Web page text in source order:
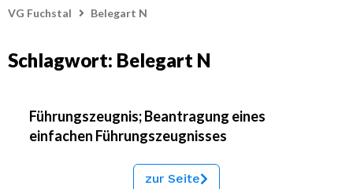
VG Fuchstal Belegart N
Schlagwort: Belegart N
Führungszeugnis; Beantragung eines
einfachen Führungszeugnisses
zur Seite